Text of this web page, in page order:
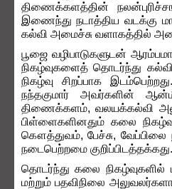
திணைக்களத்தின்
இணைந்து நடாத்திய வடக்கு
கல்வி அமைச்சு வளாகத்தில்
பூஜை வழிபாடுகளுடன்
நிகழ்வுகளைத் தொடர்ந்து
நிகழ்வு சிறப்பாக
நந்தகுமார் அவர்களின்
திணைக்களம், வலயக்கல்வி
பிள்ளைகளினதும் கலை
கௌத்துவம், பேச்சு, வேப்பிலை
நடைபெற்றமை குறிப்பிடத்தக்கது.
தொடர்ந்து கலை
மற்றும் பதவிநிலை